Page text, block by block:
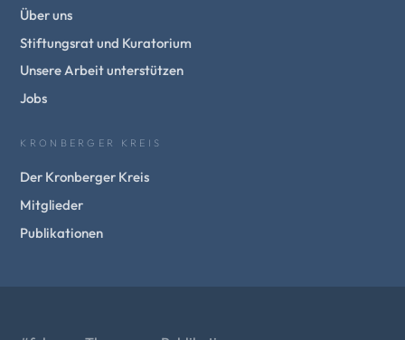
Über uns
Stiftungsrat und Kuratorium
Unsere Arbeit unterstützen
Jobs
KRONBERGER KREIS
Der Kronberger Kreis
Mitglieder
Publikationen